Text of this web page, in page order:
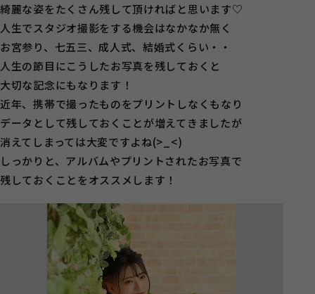
綺麗な姿をたくさん残して頂ければと思います♡
人生でスタジオ撮影をする機会はなかなか無く
お宮参り、七五三、成人式、結婚式くらい・・
人生の節目にこうしたお写真を残しておくと
大切な記念にもなります！
近年、携帯で撮ったものをプリントしなくもなり
データとして残しておくことが増えてきましたが
消えてしまっては大変ですよね(>_<)
しっかりと、アルバムやプリントされたお写真で
残しておくことをオススメします！